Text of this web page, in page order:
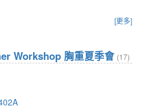
[更多]
Workshop 胸重夏季會 (17)